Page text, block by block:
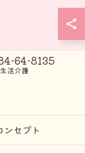
64-8135
生活介護
ンセプト